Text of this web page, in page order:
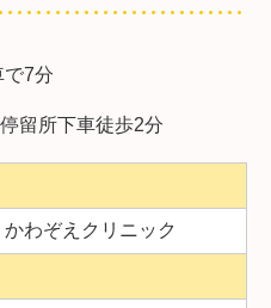
7分
留所下車徒歩2分
わぞえクリニック